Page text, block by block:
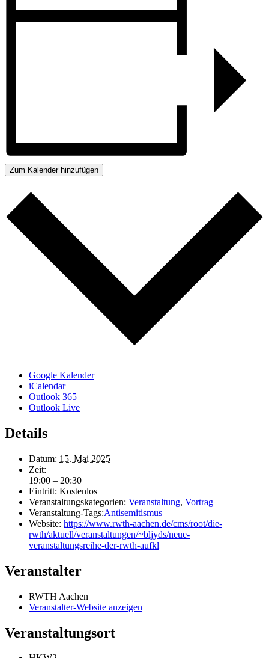
Zum Kalender hinzufügen
Google Kalender
iCalendar
Outlook 365
Outlook Live
Details
Datum: 15. Mai 2025
Zeit:
19:00 – 20:30
Eintritt: Kostenlos
Veranstaltungskategorien: Veranstaltung, Vortrag
Veranstaltung-Tags:Antisemitismus
Website: https://www.rwth-aachen.de/cms/root/die-
rwth/aktuell/veranstaltungen/~bljyds/neue-
veranstaltungsreihe-der-rwth-aufkl
Veranstalter
RWTH Aachen
Veranstalter-Website anzeigen
Veranstaltungsort